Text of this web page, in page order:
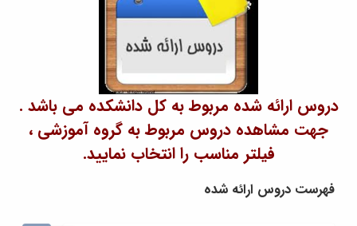
Stress
Analysis
صنعت
دروس ارائه شده مربوط به کل دانشکده می باشد .
جهت مشاهده دروس مربوط به گروه آموزشی ،
فیلتر مناسب را انتخاب نمایید.
فهرست دروس ارائه شده